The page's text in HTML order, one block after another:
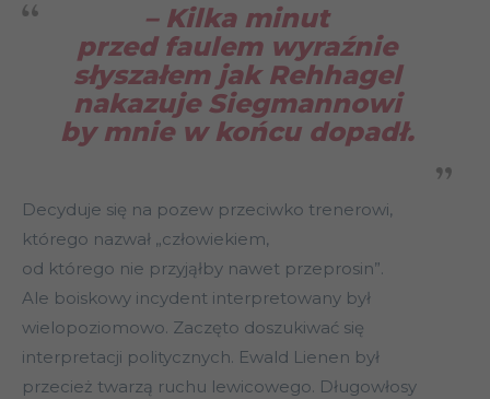
– Kilka minut
przed faulem wyraźnie
słyszałem jak Rehhagel
nakazuje Siegmannowi
by mnie w końcu dopadł.
Decyduje się na pozew przeciwko trenerowi,
którego nazwał „człowiekiem,
od którego nie przyjąłby nawet przeprosin”.
Ale boiskowy incydent interpretowany był
wielopoziomowo. Zaczęto doszukiwać się
interpretacji politycznych. Ewald Lienen był
przecież twarzą ruchu lewicowego. Długowłosy